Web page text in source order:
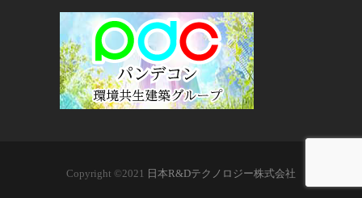
Copyright ©2021 日本R&Dテクノロジー株式会社